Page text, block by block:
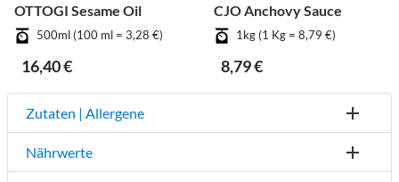
OTTOGI Sesame Oil
500ml (100 ml = 3,28 €)
16,40 €
CJO Anchovy Sauce
1kg (1 Kg = 8,79 €)
8,79 €
Zutaten | Allergene
Nährwerte